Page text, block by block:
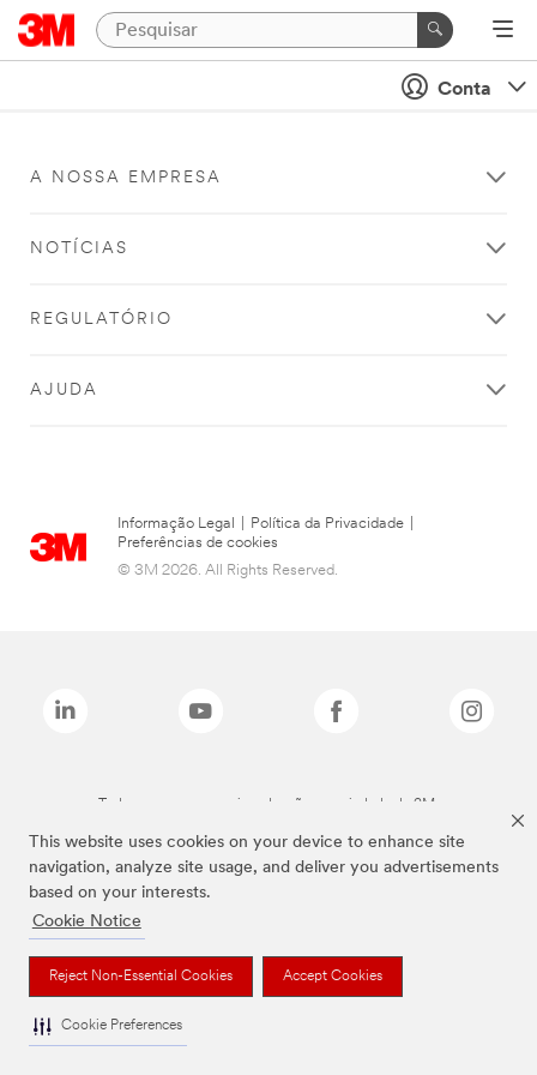
This website uses cookies on your device to enhance site
navigation, analyze site usage, and deliver you advertisements
based on your interests.
Cookie Notice
Reject Non-Essential Cookies Accept Cookies
Cookie Preferences
Conta
A NOSSA EMPRESA
NOTÍCIAS
REGULATÓRIO
AJUDA
Informação Legal Política da Privacidade
Preferências de cookies
© 3M 2026. All Rights Reserved.
Todas as marcas mencionadas são propriedade da 3M.